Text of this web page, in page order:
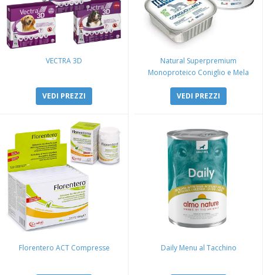
VECTRA 3D
VEDI PREZZI
Natural Superpremium
Monoproteico Coniglio e Mela
VEDI PREZZI
Florentero ACT Compresse Daily Menu al Tacchino